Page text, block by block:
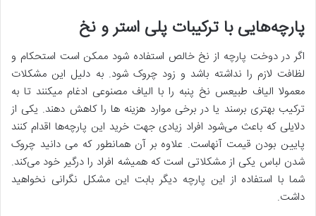
پارچه‌هایی با ترکیبات پلی استر و نخ
اگر در دوخت پارچه از نخ خالص استفاده شود ممکن است استحکام و
لظافت لازم را نداشته باشد و زود چروک شود. به دلیل این مشکلات
معمولا الیاف طبیعس نخ پنبه را با الیاف مصنوعی ادغام میکنند تا به
ترکیب بهتری برسند یا در برخی موارد هزینه ها را کاهش دهند. یکی از
دلایلی که باعث می‌شود افراد زیادی جهت خرید این پارچه‌ها اقدام کنند
پایین بودن قیمت آنهاست. علاوه بر آن همانطور که می دانید چروک
شدن لباس یکی از مشکلاتی است که همیشه افراد را درگیر خود می‌کند.
شما با استفاده از این پارچه دیگر بابت این مشکل نگرانی نخواهید
داشت.